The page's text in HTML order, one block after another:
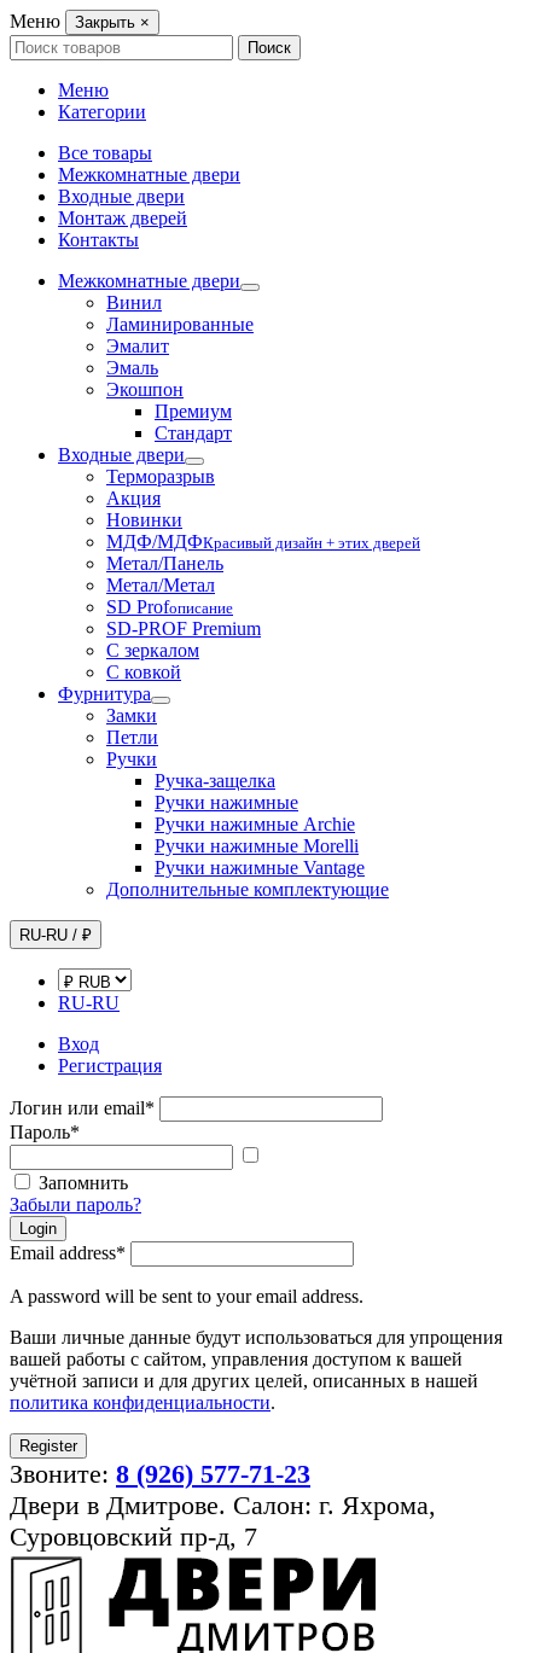
Меню Закрыть ×
Search
for:
Поиск
Меню
Категории
Все товары
Межкомнатные двери
Входные двери
Монтаж дверей
Контакты
Межкомнатные двери
Винил
Ламинированные
Эмалит
Эмаль
Экошпон
Премиум
Стандарт
Входные двери
Терморазрыв
Акция
Новинки
МДФ/МДФКрасивый дизайн + этих дверей
Метал/Панель
Метал/Метал
SD Profописание
SD-PROF Premium
С зеркалом
С ковкой
Фурнитура
Замки
Петли
Ручки
Ручка-защелка
Ручки нажимные
Ручки нажимные Archie
Ручки нажимные Morelli
Ручки нажимные Vantage
Дополнительные комплектующие
RU-RU / ₽
RU-RU
Вход
Регистрация
Логин или email*
Пароль*
Запомнить
Забыли пароль?
Login
Email address*
A password will be sent to your email address.
Ваши личные данные будут использоваться для упрощения
вашей работы с сайтом, управления доступом к вашей
учётной записи и для других целей, описанных в нашей
политика конфиденциальности.
Register
Звоните: 8 (926) 577-71-23
Двери в Дмитрове. Салон: г. Яхрома,
Суровцовский пр-д, 7